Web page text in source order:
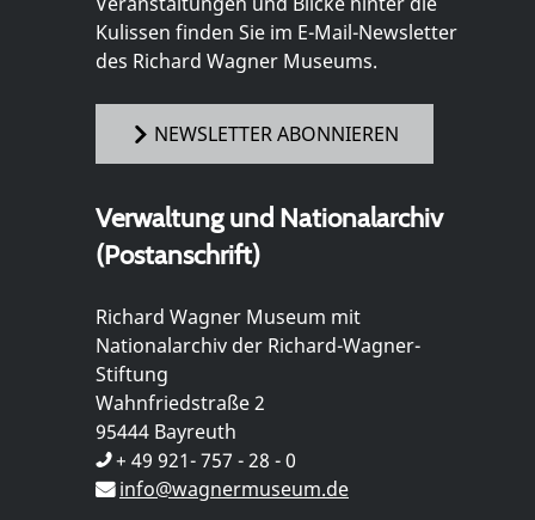
Kulissen finden Sie im E-Mail-Newsletter
des Richard Wagner Museums.
NEWSLETTER ABONNIEREN
Verwaltung und Nationalarchiv
(Postanschrift)
Richard Wagner Museum mit
Nationalarchiv der Richard-Wagner-
Stiftung
Wahnfriedstraße 2
95444 Bayreuth
+ 49 921- 757 - 28 - 0
info@wagnermuseum.de